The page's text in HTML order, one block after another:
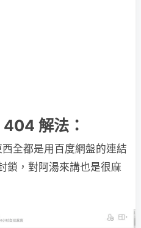
解法：
全都是用百度網盤的連結
鎖，對阿湯來講也是很麻